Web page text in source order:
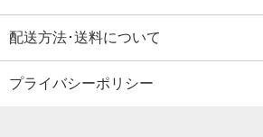
配送方法･送料について
プライバシーポリシー